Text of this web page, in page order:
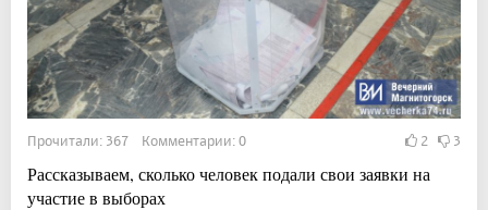
Прочитали: 367 Комментарии: 0 2 3
Рассказываем, сколько человек подали свои заявки на
участие в выборах